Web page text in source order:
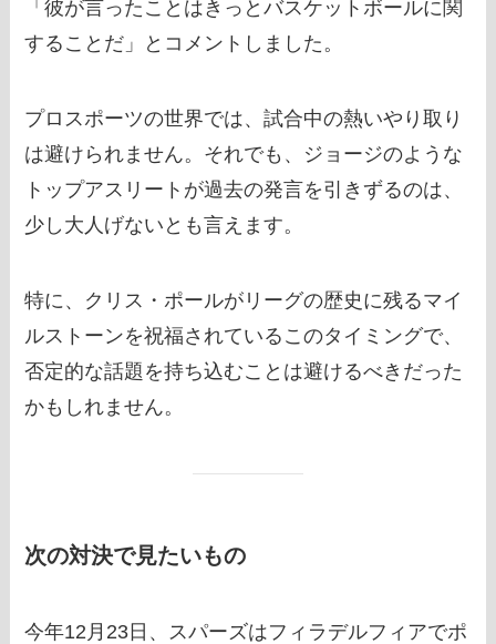
「彼が言ったことはきっとバスケットボールに関
することだ」とコメントしました。
プロスポーツの世界では、試合中の熱いやり取り
は避けられません。それでも、ジョージのような
トップアスリートが過去の発言を引きずるのは、
少し大人げないとも言えます。
特に、クリス・ポールがリーグの歴史に残るマイ
ルストーンを祝福されているこのタイミングで、
否定的な話題を持ち込むことは避けるべきだった
かもしれません。
次の対決で見たいもの
今年12月23日、スパーズはフィラデルフィアでポ